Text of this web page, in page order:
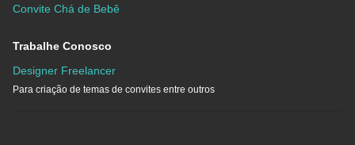
Convite Chá de Bebê
Trabalhe Conosco
Designer Freelancer
Para criação de temas de convites entre outros